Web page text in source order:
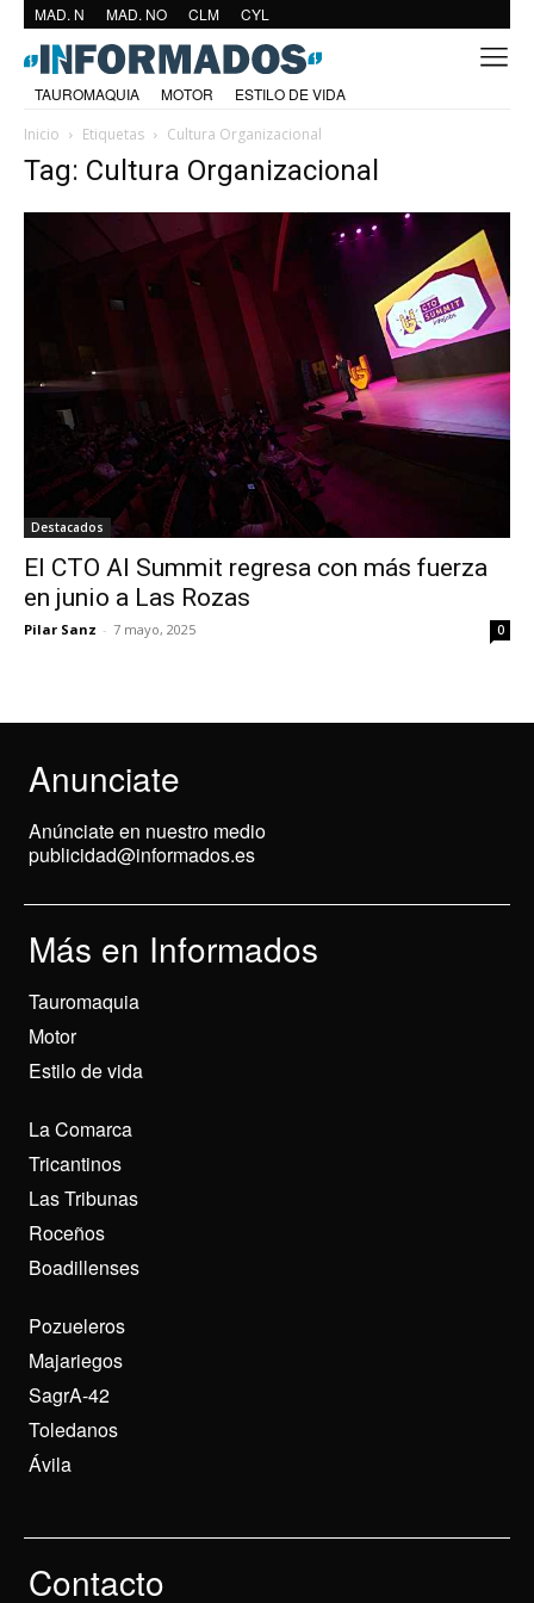
MAD. N MAD. NO CLM CYL
TAUROMAQUIA MOTOR
ESTILO DE VIDA
Inicio
Etiquetas Cultura Organizacional
Tag: Cultura Organizacional
Destacados
El CTO AI Summit regresa con más fuerza
en junio a Las Rozas
Pilar Sanz - 7 mayo, 2025 0
Anunciate
Anúnciate en nuestro medio
publicidad@informados.es
Más en Informados
Tauromaquia
Motor
Estilo de vida
La Comarca
Tricantinos
Las Tribunas
Roceños
Boadillenses
Pozueleros
Majariegos
SagrA-42
Toledanos
Ávila
Contacto